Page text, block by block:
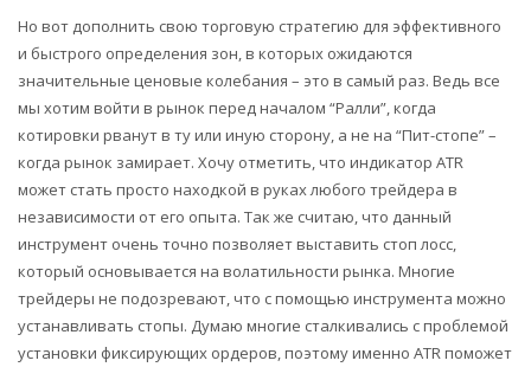
Но вот дополнить свою торговую стратегию для эффективного
и быстрого определения зон, в которых ожидаются
значительные ценовые колебания – это в самый раз. Ведь все
мы хотим войти в рынок перед началом “Ралли”, когда
котировки рванут в ту или иную сторону, а не на “Пит-стопе” –
когда рынок замирает. Хочу отметить, что индикатор ATR
может стать просто находкой в руках любого трейдера в
независимости от его опыта. Так же считаю, что данный
инструмент очень точно позволяет выставить стоп лосс,
который основывается на волатильности рынка. Многие
трейдеры не подозревают, что с помощью инструмента можно
устанавливать стопы. Думаю многие сталкивались с проблемой
установки фиксирующих ордеров, поэтому именно АTR поможет